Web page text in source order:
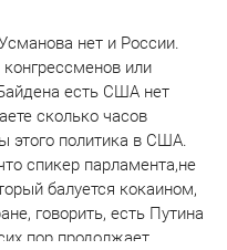
нет и России.
или
есть США нет
сколько часов
этого политика в США.
спикер парламента,не
балуется кокаином,
говорить, есть Путина
пор продолжает